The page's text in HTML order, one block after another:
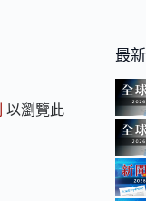
以瀏覽此
最